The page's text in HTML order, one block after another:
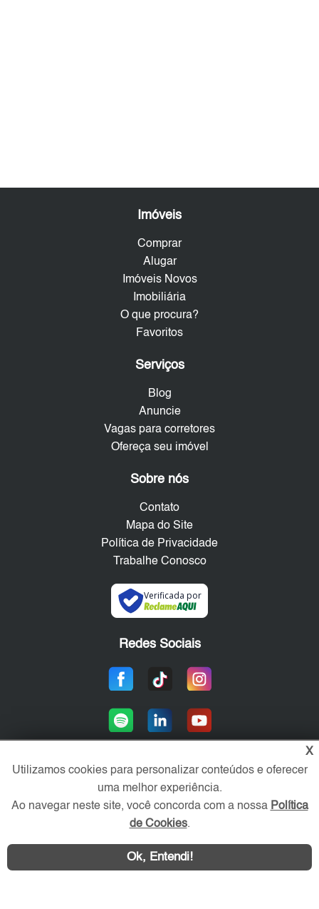
WhatsApp Contatar
Imóveis
Comprar
Alugar
Imóveis Novos
Imobiliária
O que procura?
Favoritos
Serviços
Blog
Anuncie
Vagas para corretores
Ofereça seu imóvel
Sobre nós
Contato
Mapa do Site
Política de Privacidade
Trabalhe Conosco
Verificada por
Redes Sociais
Área exclusiva aos anunciantes,
acesse sua conta:
X
Utilizamos cookies para personalizar conteúdos e oferecer
uma melhor experiência.
Ao navegar neste site, você concorda com a nossa Política
de Cookies.
Ok, Entendi!